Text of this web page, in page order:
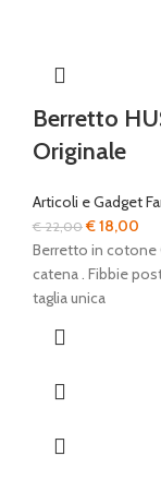
Berretto
Originale
Articoli e Gadget
€22,00Il
prezzo
originale
era:
€18,00
Berretto in cotone
catena . Fibbie
taglia unica